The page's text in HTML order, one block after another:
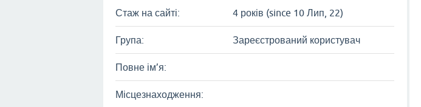
Стаж на сайті: 4 років (since 10 Лип, 22)
Група: Зареєстрований користувач
Повне ім’я:
Місцезнаходження: